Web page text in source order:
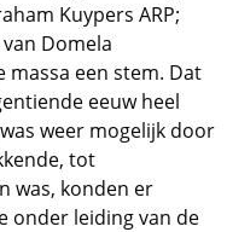
Kuypers ARP;
Domela
massa een stem. Dat
eeuw heel
weer mogelijk door
tot
was, konden er
onder leiding van de